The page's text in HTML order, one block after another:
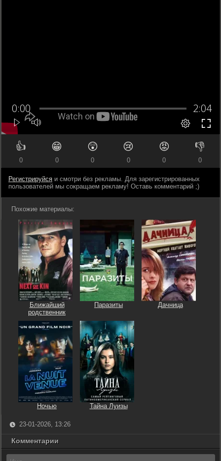
👍
0
😁
0
😲
0
😢
0
😡
0
👎
0
Регистрируйся и смотри без рекламы. Для зарегистрированных
пользователей мы сокращаем рекламу! Оставь комментарий ;)
Похожие материалы:
Ближайший
родственник
Паразиты Дачница
Ночью Тайна Луизы
23-01-2026, 13:26
Комментарии